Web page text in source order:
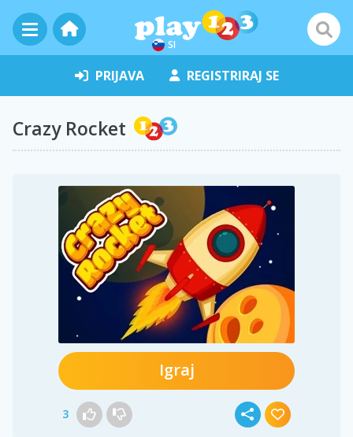
SI
PRIJAVA REGISTRIRAJ SE
Crazy Rocket
Igraj
3